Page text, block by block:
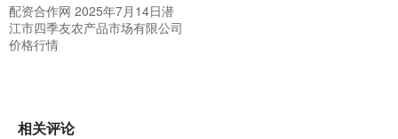
配资合作网 2025年7月14日潜
江市四季友农产品市场有限公司
价格行情
相关评论